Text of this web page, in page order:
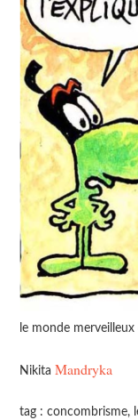
le monde
NikitaMandryka
tag : concombrisme,